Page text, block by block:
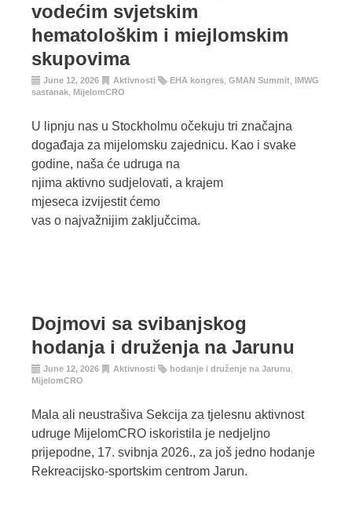
vodećim svjetskim
hematološkim i miejlomskim
skupovima
June 12, 2026 Aktivnosti EHA kongres GMAN Summit IMWG
sastanak MijelomCRO
U lipnju nas u Stockholmu očekuju tri značajna
događaja za mijelomsku zajednicu. Kao i svake
godine, naša će udruga na
njima aktivno sudjelovati, a krajem
mjeseca izvijestit ćemo
vas o najvažnijim zaključcima.
Dojmovi sa svibanjskog
hodanja i druženja na Jarunu
June 12, 2026 Aktivnosti hodanje i druženje na Jarunu
MijelomCRO
Mala ali neustrašiva Sekcija za tjelesnu aktivnost
udruge MijelomCRO iskoristila je nedjeljno
prijepodne, 17. svibnja 2026., za još jedno hodanje
Rekreacijsko-sportskim centrom Jarun.